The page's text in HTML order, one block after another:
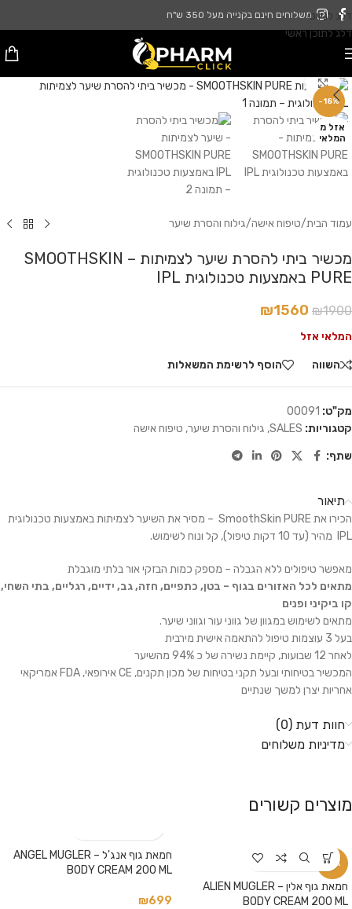
דלג לניווט
דלג לתוכן ראשי
משלוחים חינם בקנייה מעל 350 ש"ח
-18%
אזל מ
המלאי
לחץ להגדלה
עמוד הבית/טיפוח אישה/גילוח והסרת שיער
מכשיר ביתי להסרת שיער לצמיתות – SMOOTHSKIN
PURE באמצעות טכנולוגית IPL
₪1900
₪1560
המלאי אזל
השווה הוסף לרשימת המשאלות
מק"ט: 00091
קטגוריות: SALES
, גילוח והסרת שיער, טיפוח אישה
שתף:
תיאור
הכירו את SmoothSkin PURE – מסיר את השיער לצמיתות באמצעות טכנולוגית
IPL מהיר (עד 10 דקות טיפול), קל ונוח לשימוש.
מאפשר טיפולים ללא הגבלה – מספק כמות הבזקי אור בלתי מוגבלת
מתאים לכל האזורים בגוף – בטן, כתפיים, חזה, גב, ידיים, רגליים, בתי השחי,
קו ביקיני ופנים
מתאים לשימוש במגוון של גווני עור וגווני שיער.
בעל 3 עוצמות טיפול להתאמה אישית מירבית
לאחר 12 שבועות, קיימת נשירה של כ 94% מהשיער
המכשיר בטיחותי ובעל תקני בטיחות של מכון תקנים, CE אירופאי, FDA אמריקאי
אחריות יצרן למשך שנתיים
חוות דעת (0)
מדיניות משלוחים
מוצרים קשורים
-7%
חמאת גוף אלין – ALIEN MUGLER
BODY CREAM 200 ML
חמאת גוף אנג'ל – ANGEL MUGLER
BODY CREAM 200 ML
₪699